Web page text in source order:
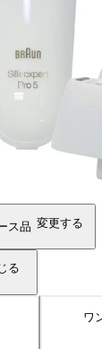
ス品 変更する
る
ワ